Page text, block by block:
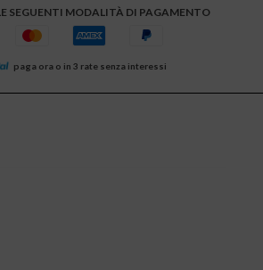
SEGUENTI MODALITÀ DI PAGAMENTO
paga ora o in 3 rate senza interessi